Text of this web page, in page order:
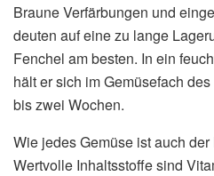
Braune Verfärbungen und
deuten auf eine zu lange
Fenchel am besten. In ein
hält er sich im Gemüsefach
bis zwei Wochen.
Wie jedes Gemüse ist auch
Wertvolle Inhaltsstoffe sind